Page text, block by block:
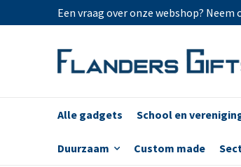
Een vraag over onze webshop?
Alle gadgets School en
Duurzaam Custom made